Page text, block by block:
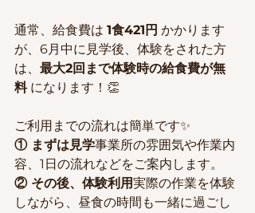
通常、給食費は 1食421円 かかります
が、6月中に見学後、体験をされた方
は、 最大2回まで体験時の給食費が無
料 になります！👏
ご利用までの流れは簡単です✨
① まずは見学事業所の雰囲気や作業内
容、1日の流れなどをご案内します。
② その後、体験利用実際の作業を体験
しながら、昼食の時間も一緒に過ごし